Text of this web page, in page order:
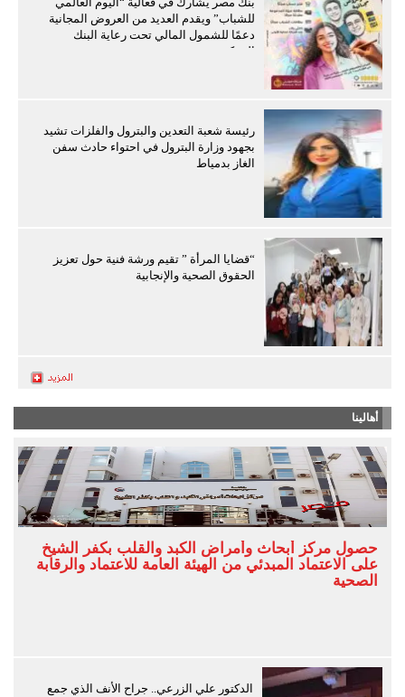
للشباب” ويقدم العديد من العروض المجانية
دعمًا للشمول المالي تحت رعاية البنك
المركزي
رئيسة شعبة التعدين والبترول والفلزات تشيد
بجهود وزارة البترول في احتواء حادث سفن
الغاز بدمياط
“قضايا المرأة ” تقيم ورشة فنية حول تعزيز
الحقوق الصحية والإنجابية
أهالينا
حصول مركز أبحاث وأمراض الكبد والقلب بكفر الشيخ
على الاعتماد المبدئي من الهيئة العامة للاعتماد والرقابة
الصحية
الدكتور علي الزرعي.. جراح الأنف الذي جمع